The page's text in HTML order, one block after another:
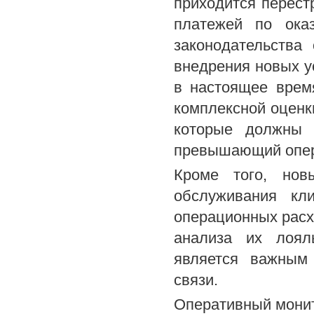
платежей по
внедрения новых
в настоящее
комплексной
которые должны
превышающий
Кроме того,
обслуживания
операционных
анализа их
является
связи.
Оперативный